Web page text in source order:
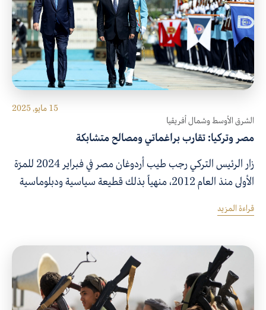
15 مايو, 2025
الشرق الأوسط وشمال أفريقيا
مصر وتركيا: تقارب براغماتي ومصالح متشابكة
زار الرئيس التركي رجب طيب أردوغان مصر في فبراير 2024 للمرّة
الأولى منذ العام 2012، منهياً بذلك قطيعة سياسية ودبلوماسية
عبد الفتاح السيسي الزيارة، كما التقى الرئيسان في أكثر من تجمع
الدبلوماسية الرامية لوصل ما انقطع، وتأكيداً أنّ لا عداء دائم ولا
صداقة دائمة في السياسة.
قراءة المزيد